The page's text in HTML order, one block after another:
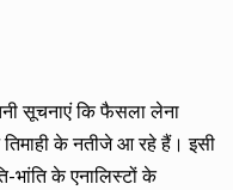
सूचनाएं कि फैसला लेना
के नतीजे आ रहे हैं। इसी
के एनालिस्टों के